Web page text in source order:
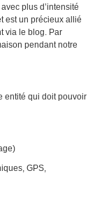
plus d’intensité
est un précieux allié
via le blog. Par
pendant notre
entité qui doit pouvoir
GPS,